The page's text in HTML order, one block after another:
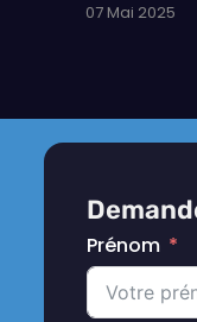
07 Mai 2025
Prénom